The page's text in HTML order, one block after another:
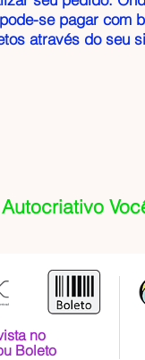
se pagar com
através do seu
no
Boleto